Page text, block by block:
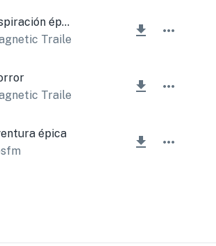
Inspiración épica
Trailer
Trailer
épica